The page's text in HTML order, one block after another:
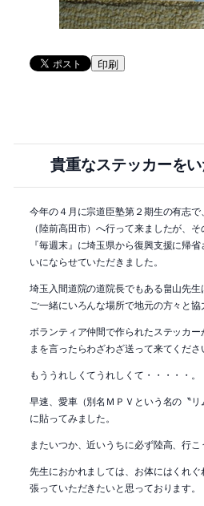
印刷
貴重なステッカーを
今年の４月に宗道臣塾第２期生の有志
（陸前高田市）へ行って来ましたが、
『毎週末』に埼玉県から復興支援に帰
いにならせていただきました。
埼玉入間道院の道院長でもある畠山先
ご一緒にいろんな場所で地元の方々と協
ボランティア仲間で作られたステッカ
まを言ったらわざわざ送って来てくださ
もううれしくてうれしくて・・・・・。
早速、愛車（別名ＭＰＶという名の〝
に貼ってみました。
またいつか、近いうちに必ず陸高、行こ
先生におかれましては、お体にはくれ
張っていただきたいと思っております。